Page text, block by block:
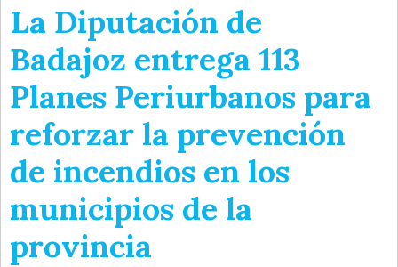
La Diputación de
Badajoz entrega 113
Planes Periurbanos para
reforzar la prevención
de incendios en los
municipios de la
provincia